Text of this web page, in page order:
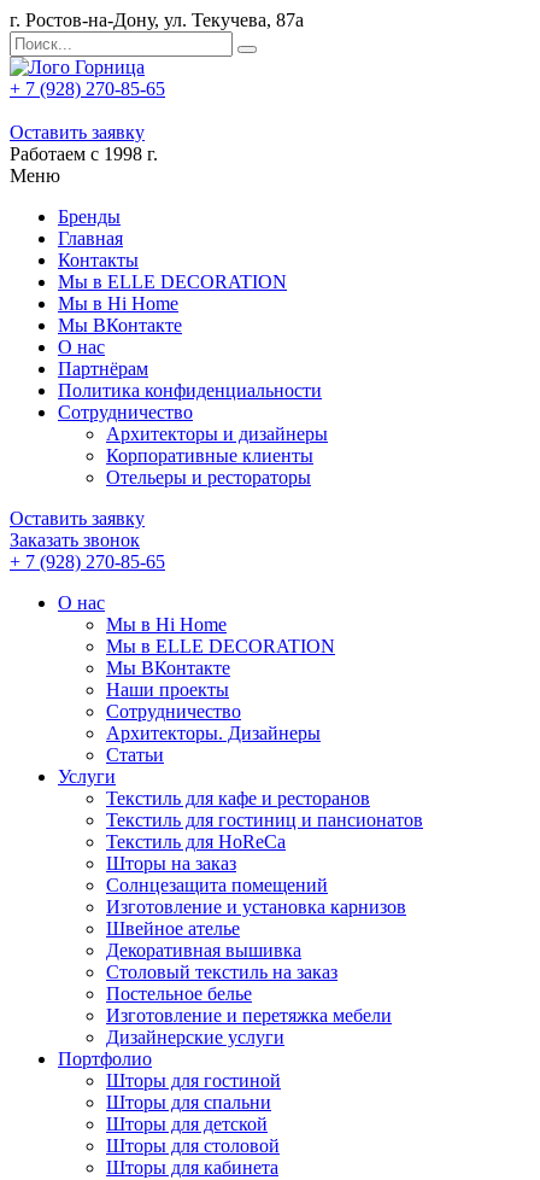
г. Ростов-на-Дону, ул. Текучева, 87а
+ 7 (928) 270-85-65
Оставить заявку
Работаем с 1998 г.
Меню
Бренды
Главная
Контакты
Мы в ELLE DECORATION
Мы в Hi Home
Мы ВКонтакте
О нас
Партнёрам
Политика конфиденциальности
Сотрудничество
Архитекторы и дизайнеры
Корпоративные клиенты
Отельеры и рестораторы
Оставить заявку
Заказать звонок
+ 7 (928) 270-85-65
О нас
Мы в Hi Home
Мы в ELLE DECORATION
Мы ВКонтакте
Наши проекты
Сотрудничество
Архитекторы. Дизайнеры
Статьи
Услуги
Текстиль для кафе и ресторанов
Текстиль для гостиниц и пансионатов
Текстиль для HoReCa
Шторы на заказ
Солнцезащита помещений
Изготовление и установка карнизов
Швейное ателье
Декоративная вышивка
Столовый текстиль на заказ
Постельное белье
Изготовление и перетяжка мебели
Дизайнерские услуги
Портфолио
Шторы для гостиной
Шторы для спальни
Шторы для детской
Шторы для столовой
Шторы для кабинета